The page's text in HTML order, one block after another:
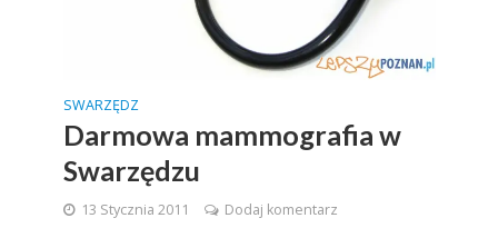
SWARZĘDZ
Darmowa mammografia w
Swarzędzu
13 Stycznia 2011 Dodaj komentarz